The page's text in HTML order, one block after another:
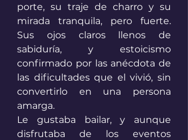
porte, su traje de charro y su
mirada tranquila, pero fuerte.
Sus ojos claros llenos de
sabiduría, y estoicismo
confirmado por las anécdota de
las dificultades que el vivió, sin
convertirlo en una persona
amarga.
Le gustaba bailar, y aunque
disfrutaba de los eventos